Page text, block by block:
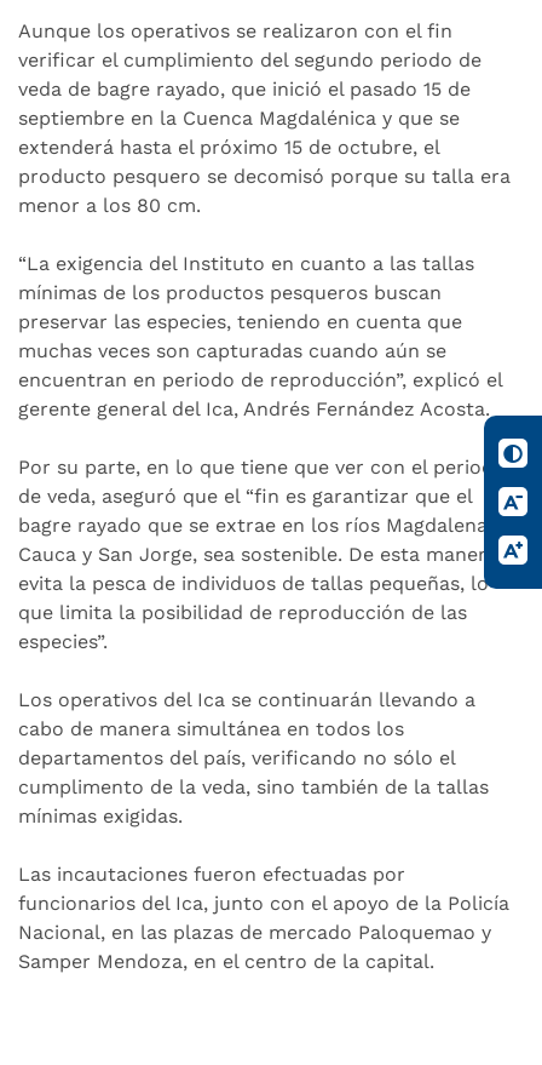
Aunque los operativos se realizaron con el fin
verificar el cumplimiento del segundo periodo de
veda de bagre rayado, que inició el pasado 15 de
septiembre en la Cuenca Magdalénica y que se
extenderá hasta el próximo 15 de octubre, el
producto pesquero se decomisó porque su talla era
menor a los 80 cm.
“La exigencia del Instituto en cuanto a las tallas
mínimas de los productos pesqueros buscan
preservar las especies, teniendo en cuenta que
muchas veces son capturadas cuando aún se
encuentran en periodo de reproducción”, explicó el
gerente general del Ica, Andrés Fernández Acosta.
Por su parte, en lo que tiene que ver con el periodo
de veda, aseguró que el “fin es garantizar que el
bagre rayado que se extrae en los ríos Magdalena,
Cauca y San Jorge, sea sostenible. De esta manera se
evita la pesca de individuos de tallas pequeñas, lo
que limita la posibilidad de reproducción de las
especies”.
Los operativos del Ica se continuarán llevando a
cabo de manera simultánea en todos los
departamentos del país, verificando no sólo el
cumplimento de la veda, sino también de la tallas
mínimas exigidas.
Las incautaciones fueron efectuadas por
funcionarios del Ica, junto con el apoyo de la Policía
Nacional, en las plazas de mercado Paloquemao y
Samper Mendoza, en el centro de la capital.